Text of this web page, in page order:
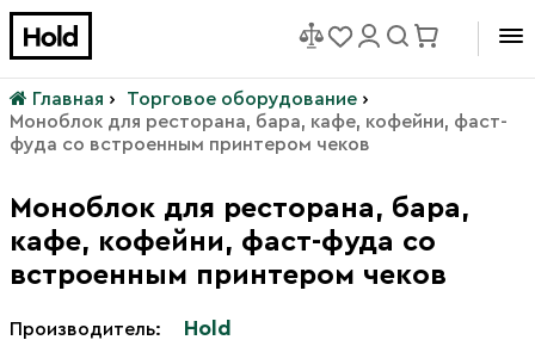
Главная › Торговое оборудование ›
Моноблок для ресторана, бара, кафе, кофейни, фаст-
фуда со встроенным принтером чеков
Моноблок для ресторана, бара,
кафе, кофейни, фаст-фуда со
встроенным принтером чеков
Производитель: Hold